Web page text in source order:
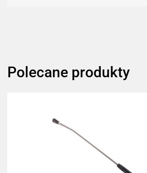
Polecane produkty